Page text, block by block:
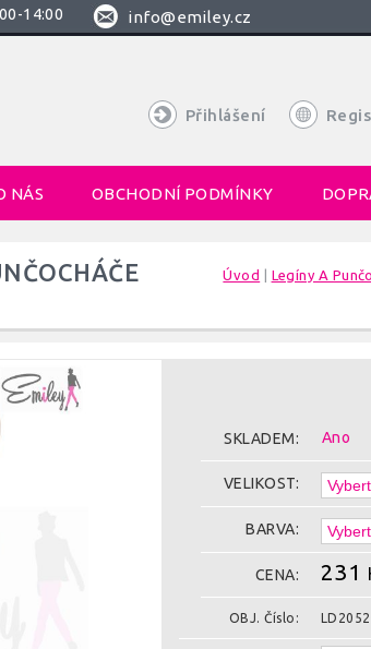
14:00 info@emiley.cz
Přihlášení
NÁS OBCHODNÍ PODMÍNKY
Úvod Legíny A
SKLADEM: Ano
VELIKOST:
BARVA:
CENA: 231
OBJ. Číslo: